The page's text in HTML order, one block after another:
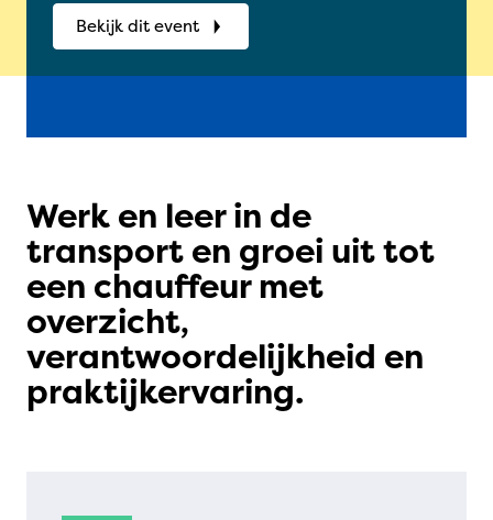
Bekijk dit event
Werk en leer in de
transport en groei uit tot
een chauffeur met
overzicht,
verantwoordelijkheid en
praktijkervaring.